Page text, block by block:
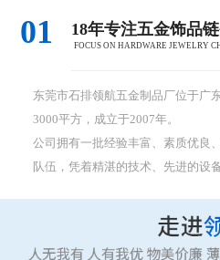
01 18年专注五金饰品
FOCUS ON HARDWARE JEWELRY
东莞市石排领航五金制品厂位于广
3000平方，成立于2007年。
公司拥有一批经验丰富、素质优良
队伍，凭着精湛的技术、先进的设